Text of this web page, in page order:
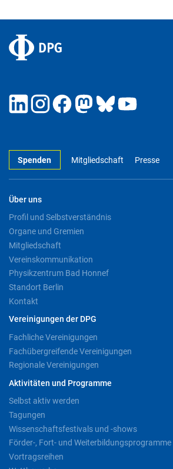
Spenden Mitgliedschaft Presse
Über uns
Profil und Selbstverständnis
Organe und Gremien
Mitgliedschaft
Vereinskommunikation
Physikzentrum Bad Honnef
Standort Berlin
Kontakt
Vereinigungen der DPG
Fachliche Vereinigungen
Fachübergreifende Vereinigungen
Regionale Vereinigungen
Aktivitäten und Programme
Selbst aktiv werden
Tagungen
Wissenschaftsfestivals und -shows
Förder-, Fort- und Weiterbildungsprogramme
Vortragsreihen